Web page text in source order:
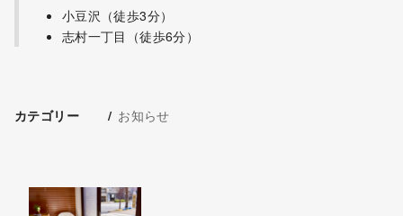
小豆沢（徒歩3分）
志村一丁目（徒歩6分）
カテゴリー お知らせ